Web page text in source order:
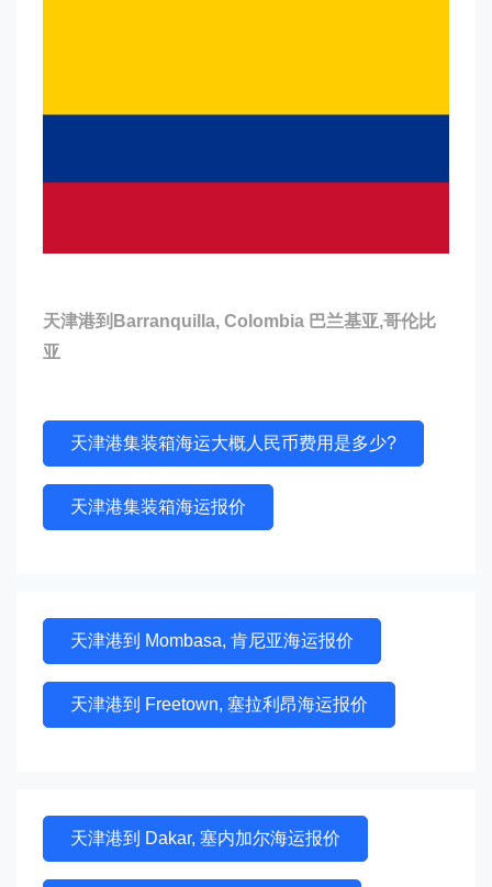
天津港到Barranquilla, Colombia 巴兰基亚,哥伦比
亚
天津港集装箱海运大概人民币费用是多少?
天津港集装箱海运报价
天津港到 Mombasa, 肯尼亚海运报价
天津港到 Freetown, 塞拉利昂海运报价
天津港到 Dakar, 塞内加尔海运报价